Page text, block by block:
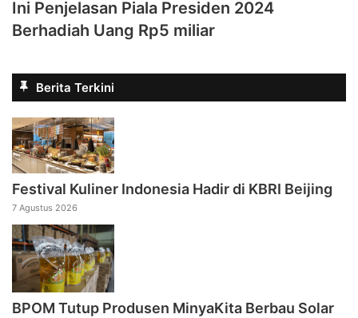
Ini Penjelasan Piala Presiden 2024
Berhadiah Uang Rp5 miliar
Berita Terkini
Festival Kuliner Indonesia Hadir di KBRI Beijing
7 Agustus 2026
BPOM Tutup Produsen MinyaKita Berbau Solar